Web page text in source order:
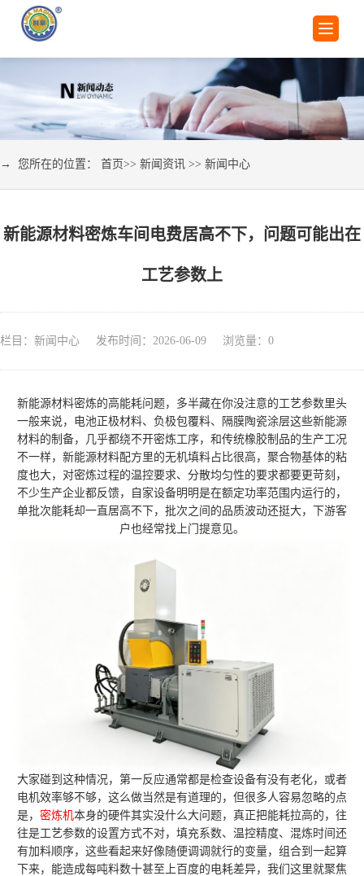
→ 您所在的位置： 首页>> 新闻资讯 >> 新闻中心
新能源材料密炼车间电费居高不下，问题可能出在
工艺参数上
栏目：新闻中心 发布时间：2026-06-09 浏览量： 0
新能源材料密炼的高能耗问题，多半藏在你没注意的工艺参数里头
一般来说，电池正极材料、负极包覆料、隔膜陶瓷涂层这些新能源
材料的制备，几乎都绕不开密炼工序，和传统橡胶制品的生产工况
不一样，新能源材料配方里的无机填料占比很高，聚合物基体的粘
度也大，对密炼过程的温控要求、分散均匀性的要求都要更苛刻，
不少生产企业都反馈，自家设备明明是在额定功率范围内运行的，
单批次能耗却一直居高不下，批次之间的品质波动还挺大，下游客
户也经常找上门提意见。
大家碰到这种情况，第一反应通常都是检查设备有没有老化，或者
电机效率够不够，这么做当然是有道理的，但很多人容易忽略的点
是， 密炼机本身的硬件其实没什么大问题，真正把能耗拉高的，往
往是工艺参数的设置方式不对，填充系数、温控精度、混炼时间还
有加料顺序，这些看起来好像随便调调就行的变量，组合到一起算
下来，能造成每吨料数十甚至上百度的电耗差异，我们这里就聚焦